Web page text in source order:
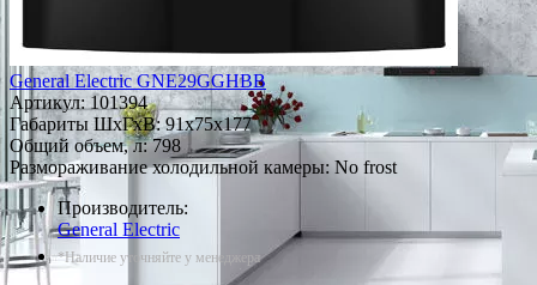
General Electric GNE29GGHBB
Артикул: 101394
Габариты ШxГxВ: 91x75x177
Общий объем, л: 798
Размораживание холодильной камеры: No frost
Производитель:
General Electric
*Наличие уточняйте у менеджера